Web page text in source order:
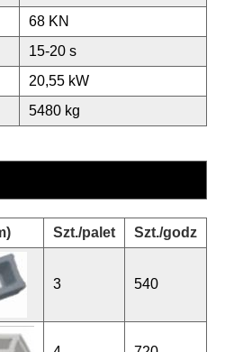
68 KN
15-20 s
20,55 kW
5480 kg
Szt./pal et
Szt./godz
3
540